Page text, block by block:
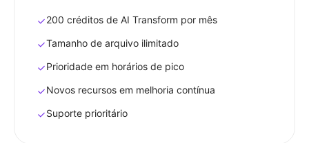
200 créditos de AI Transform por mês
Tamanho de arquivo ilimitado
Prioridade em horários de pico
Novos recursos em melhoria contínua
Suporte prioritário